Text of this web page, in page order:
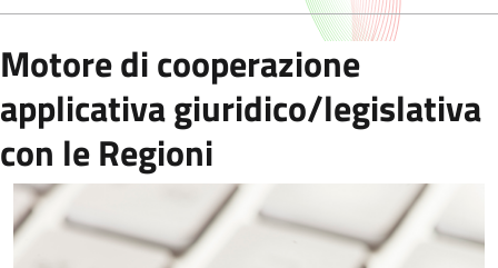
Motore di cooperazione
applicativa giuridico/legislativa
con le Regioni